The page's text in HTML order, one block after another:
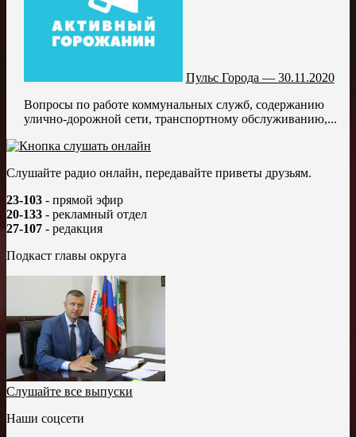
Пульс Города — 30.11.2020
Вопросы по работе коммунальных служб, содержанию
улично-дорожной сети, транспортному обслуживанию,...
Слушайте радио онлайн, передавайте приветы друзьям.
23-103 - прямой эфир
20-133 - рекламный отдел
27-107 - редакция
Подкаст главы округа
Слушайте все выпуски
Наши соцсети